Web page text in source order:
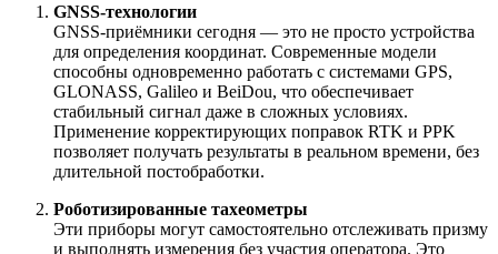
GNSS-технологии
GNSS-приёмники сегодня — это не просто устройства
для определения координат. Современные модели
способны одновременно работать с системами GPS,
GLONASS, Galileo и BeiDou, что обеспечивает
стабильный сигнал даже в сложных условиях.
Применение корректирующих поправок RTK и PPK
позволяет получать результаты в реальном времени, без
длительной постобработки.
Роботизированные тахеометры
Эти приборы могут самостоятельно отслеживать призму
и выполнять измерения без участия оператора. Это